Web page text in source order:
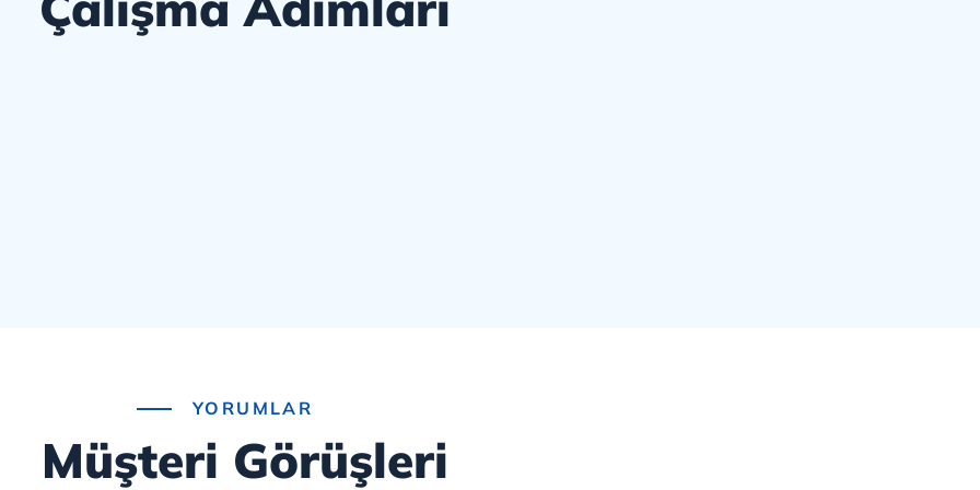
YORUMLAR
Müşteri Görüşleri